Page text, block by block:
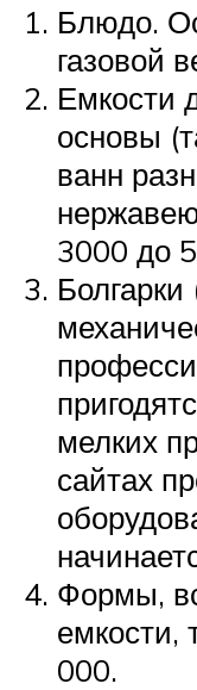
Блюдо.
газовой
Емкости
основы
ванн
3000 до
Болгарки
мелких
сайтах
Формы,
емкости,
000.